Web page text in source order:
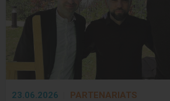
23.06.2026 PARTENARIATS